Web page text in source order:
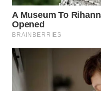
TOBA
WN